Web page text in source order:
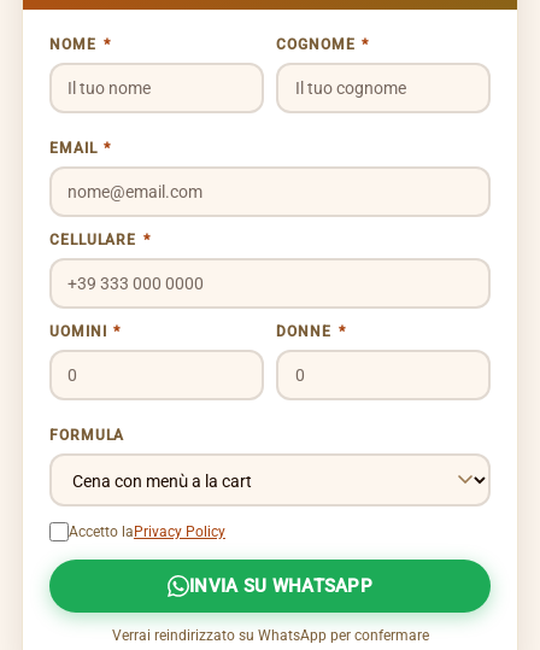
NOME * COGNOME *
EMAIL *
CELLULARE *
UOMINI * DONNE *
FORMULA
Accetto laPrivacy Policy
INVIA SU WHATSAPP
Verrai reindirizzato su WhatsApp per confermare